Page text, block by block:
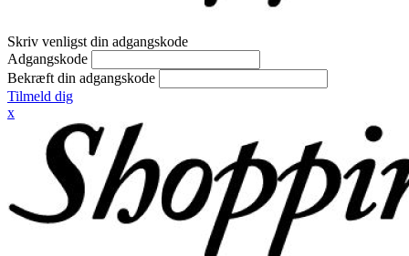
Skriv venligst din adgangskode
Adgangskode
Bekræft din adgangskode
Tilmeld dig
x